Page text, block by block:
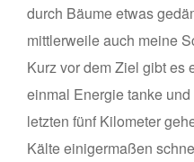
durch Bäume etwas
mittlerweile auch meine
Kurz vor dem Ziel gibt es
einmal Energie tanke
letzten fünf Kilometer
Kälte einigermaßen